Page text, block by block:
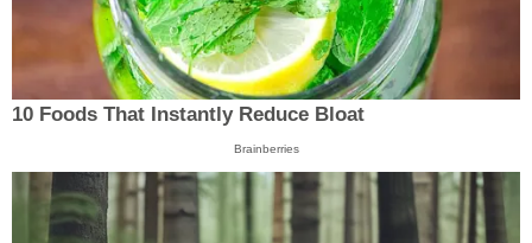
10 Foods That Instantly Reduce Bloat
Brainberries